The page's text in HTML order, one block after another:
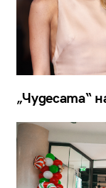
„Чудесата“